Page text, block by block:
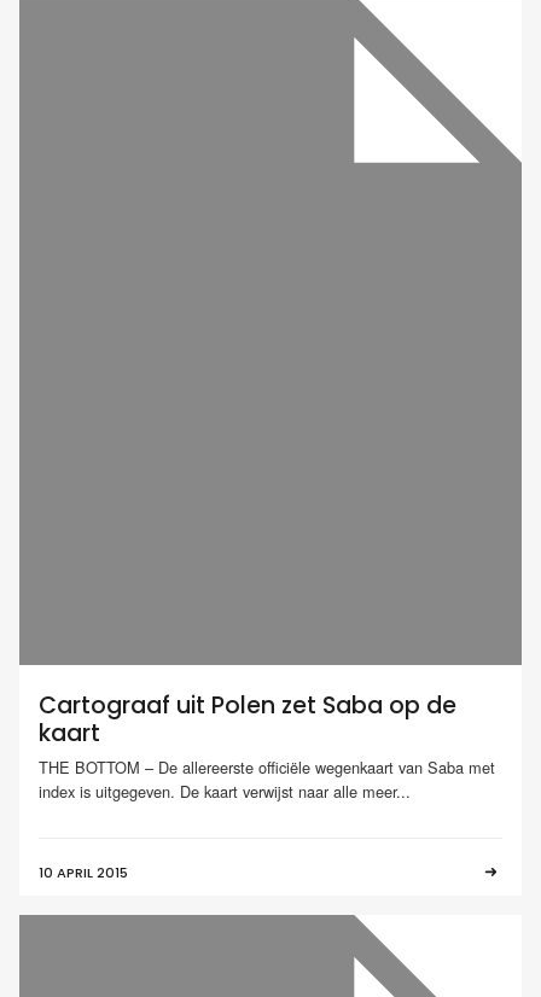
Cartograaf uit Polen zet Saba op de
kaart
THE BOTTOM – De allereerste officiële wegenkaart van Saba met
index is uitgegeven. De kaart verwijst naar alle meer...
10 APRIL 2015